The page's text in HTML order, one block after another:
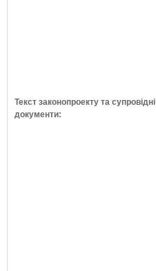
Текст законопроекту та супровідні
документи: